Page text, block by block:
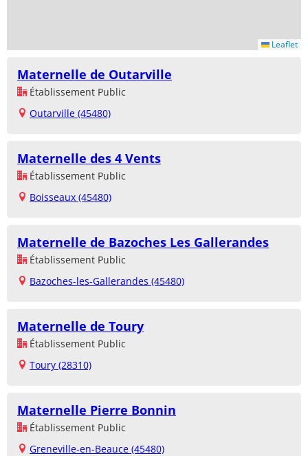
Leaflet
Maternelle de Outarville
Établissement Public
Outarville (45480)
Maternelle des 4 Vents
Établissement Public
Boisseaux (45480)
Maternelle de Bazoches Les Gallerandes
Établissement Public
Bazoches-les-Gallerandes (45480)
Maternelle de Toury
Établissement Public
Toury (28310)
Maternelle Pierre Bonnin
Établissement Public
Greneville-en-Beauce (45480)